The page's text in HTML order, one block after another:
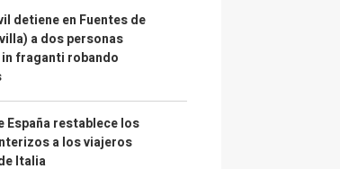
detiene en Fuentes de
a dos personas
fraganti robando
España restablece los
a los viajeros
Italia